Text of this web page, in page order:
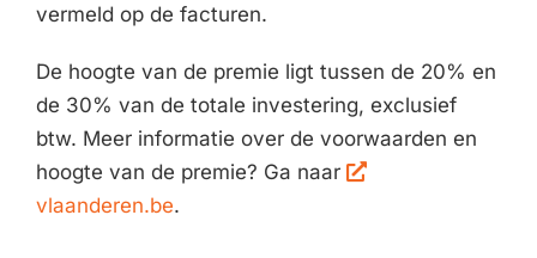
vermeld op de facturen.
De hoogte van de premie ligt tussen de 20% en
de 30% van de totale investering, exclusief
btw. Meer informatie over de voorwaarden en
hoogte van de premie? Ga naar
vlaanderen.be.